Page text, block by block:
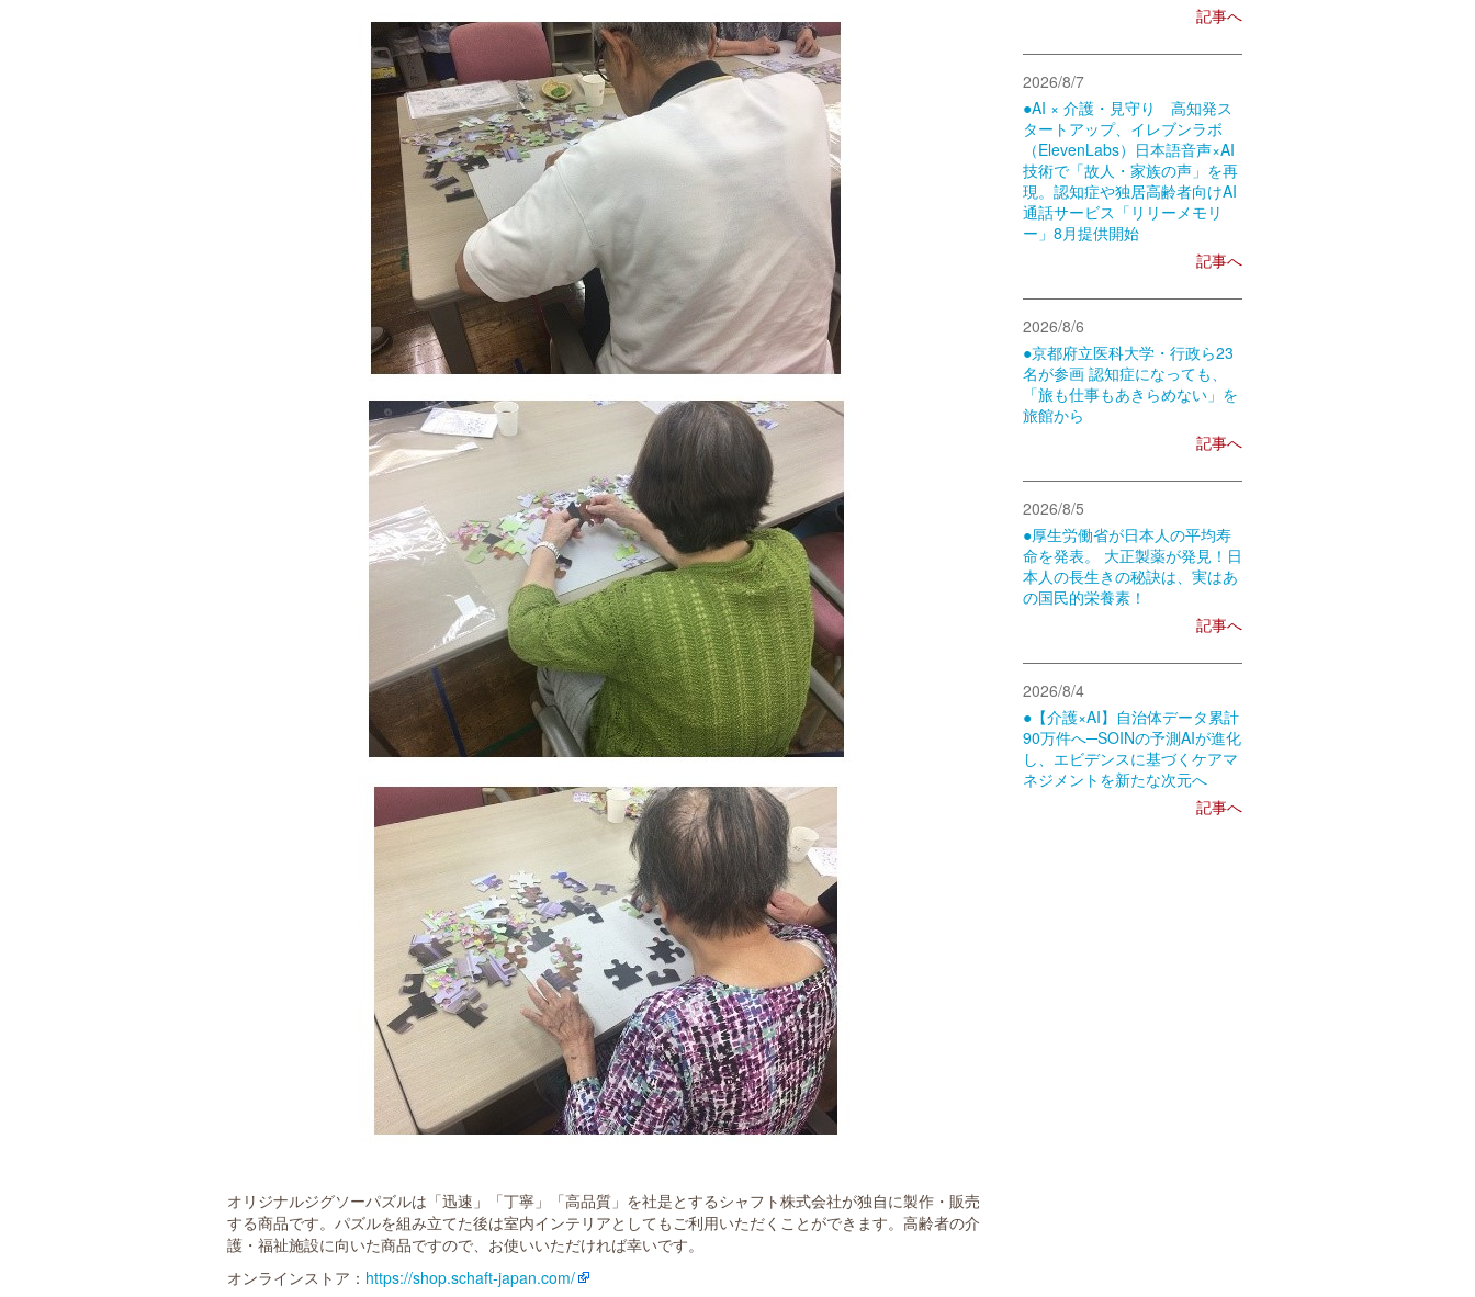
オリジナルジグソーパズルは「迅速」「丁寧」「高品質」を社是とするシャフト株式会社が独自に製作・販売
する商品です。パズルを組み立てた後は室内インテリアとしてもご利用いただくことができます。高齢者の介
護・福祉施設に向いた商品ですので、お使いいただければ幸いです。
オンラインストア： https://shop.schaft-japan.com/
記事へ
2026/8/7
●AI × 介護・見守り 高知発ス
タートアップ、イレブンラボ
（ElevenLabs）日本語音声×AI
技術で「故人・家族の声」を再
現。認知症や独居高齢者向けAI
通話サービス「リリーメモリ
ー」8月提供開始
記事へ
2026/8/6
●京都府立医科大学・行政ら23
名が参画 認知症になっても、
「旅も仕事もあきらめない」を
旅館から
記事へ
2026/8/5
●厚生労働省が日本人の平均寿
命を発表。 大正製薬が発見！日
本人の長生きの秘訣は、実はあ
の国民的栄養素！
記事へ
2026/8/4
●【介護×AI】自治体データ累計
90万件へ─SOINの予測AIが進化
し、エビデンスに基づくケアマ
ネジメントを新たな次元へ
記事へ